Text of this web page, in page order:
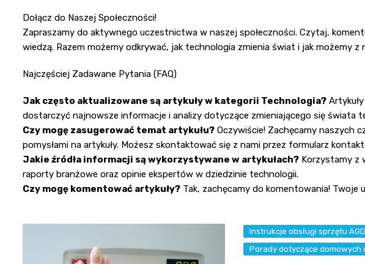
Dołącz do Naszej Społeczności!
Zapraszamy do aktywnego uczestnictwa w naszej społeczności. Czytaj,
wiedzą. Razem możemy odkrywać, jak technologia zmienia świat i jak możemy
Najczęściej Zadawane Pytania (FAQ)
Jak często aktualizowane są artykuły w kategorii Technologia?
dostarczyć najnowsze informacje i analizy dotyczące zmieniającego się świata
Czy mogę zasugerować temat artykułu? Oczywiście! Zachęcamy naszych
pomysłami na artykuły. Możesz skontaktować się z nami przez formularz
Jakie źródła informacji są wykorzystywane w artykułach? Korzystamy z
raporty branżowe oraz opinie ekspertów w dziedzinie technologii.
Czy mogę komentować artykuły? Tak, zachęcamy do komentowania! Twoje
Instrukcje obsługi sprzętu AGD
Porady dotyczące domowych